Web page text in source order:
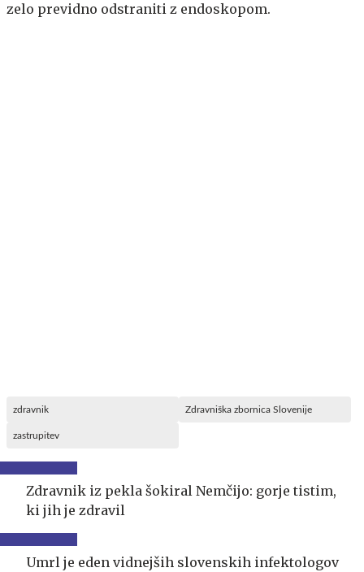
zelo previdno odstraniti z endoskopom.
zdravnik Zdravniška zbornica Slovenije
zastrupitev
Zdravnik iz pekla šokiral Nemčijo: gorje tistim,
ki jih je zdravil
Umrl je eden vidnejših slovenskih infektologov